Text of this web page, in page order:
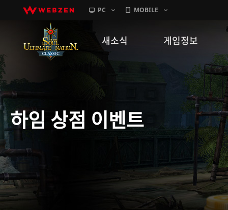
PC MOBILE
새소식
패치노트
GM노트
이벤트
게임정보
세계관
캐릭터소개
게임가이드
확률 정보
홍염의 카르마인 펫 키우기